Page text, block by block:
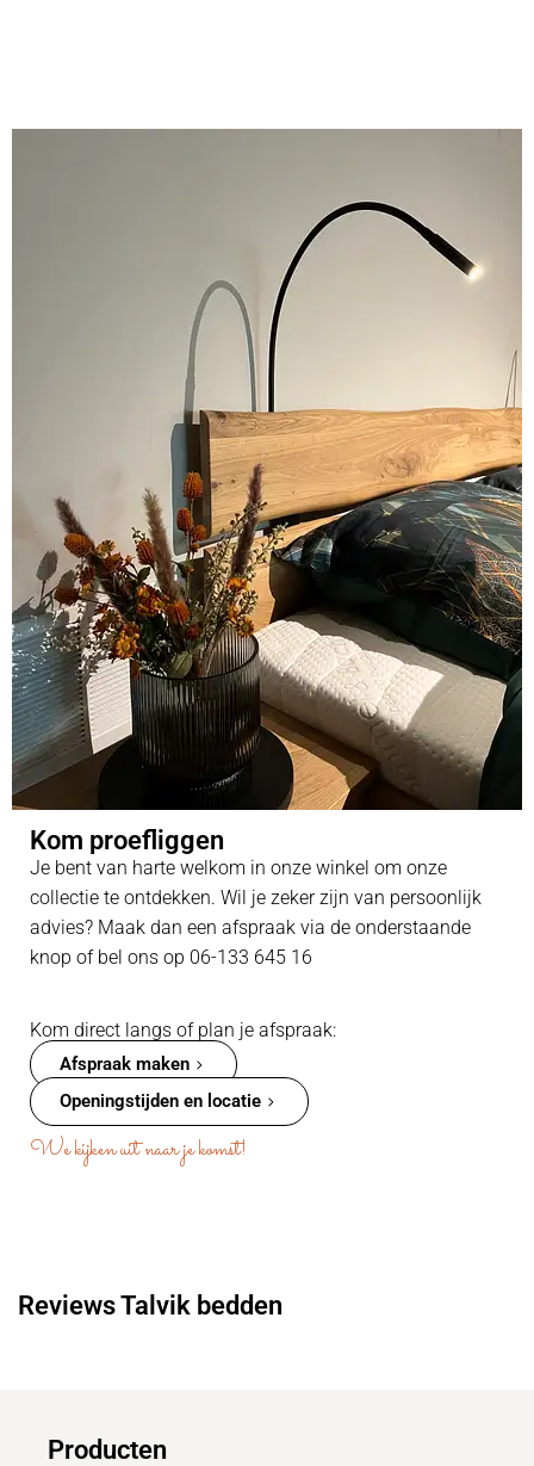
Kom proefliggen
Je bent van harte welkom in onze winkel om onze
collectie te ontdekken. Wil je zeker zijn van persoonlijk
advies? Maak dan een afspraak via de onderstaande
knop of bel ons op 06-133 645 16
Kom direct langs of plan je afspraak:
Afspraak maken
Openingstijden en locatie
We kijken uit naar je komst!
Reviews Talvik bedden
Producten